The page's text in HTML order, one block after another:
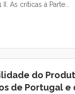
II. As críticas à Parte...
do
de Portugal e